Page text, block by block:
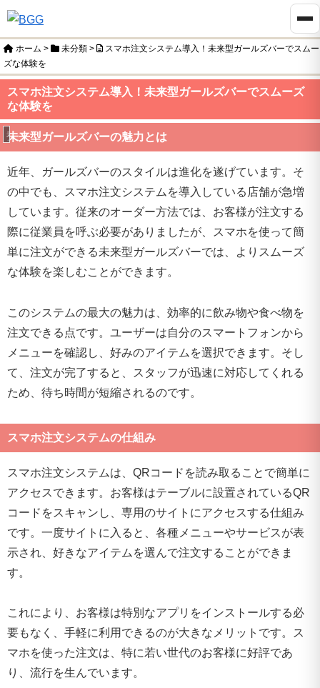
ホーム > 未分類 >
スマホ注文システム導入！未来型ガールズバーでスムー
ズな体験を
スマホ注文システム導入！未来型ガールズバーでスムーズ
な体験を
未分類
未来型ガールズバーの魅力とは
近年、ガールズバーのスタイルは進化を遂げています。そ
の中でも、スマホ注文システムを導入している店舗が急増
しています。従来のオーダー方法では、お客様が注文する
際に従業員を呼ぶ必要がありましたが、スマホを使って簡
単に注文ができる未来型ガールズバーでは、よりスムーズ
な体験を楽しむことができます。
このシステムの最大の魅力は、効率的に飲み物や食べ物を
注文できる点です。ユーザーは自分のスマートフォンから
メニューを確認し、好みのアイテムを選択できます。そし
て、注文が完了すると、スタッフが迅速に対応してくれる
ため、待ち時間が短縮されるのです。
スマホ注文システムの仕組み
スマホ注文システムは、QRコードを読み取ることで簡単に
アクセスできます。お客様はテーブルに設置されているQR
コードをスキャンし、専用のサイトにアクセスする仕組み
です。一度サイトに入ると、各種メニューやサービスが表
示され、好きなアイテムを選んで注文することができま
す。
これにより、お客様は特別なアプリをインストールする必
要もなく、手軽に利用できるのが大きなメリットです。ス
マホを使った注文は、特に若い世代のお客様に好評であ
り、流行を生んでいます。